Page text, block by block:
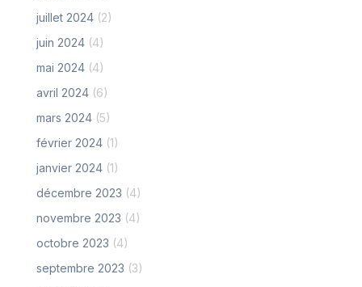
juillet 2024 (2)
juin 2024 (4)
mai 2024 (4)
avril 2024 (6)
mars 2024 (5)
février 2024 (1)
janvier 2024 (1)
décembre 2023 (4)
novembre 2023 (4)
octobre 2023 (4)
septembre 2023 (3)